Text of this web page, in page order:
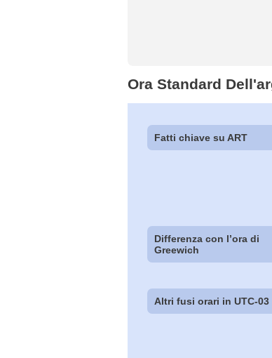
Ora Standard
Fatti chiave su ART
Differenza con l’ora di
Greewich
Altri fusi orari in UTC-03